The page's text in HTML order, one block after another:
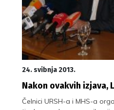
24. svibnja 2013.
Nakon ovakvih izjava,
Čelnici URSH-a i MHS-a